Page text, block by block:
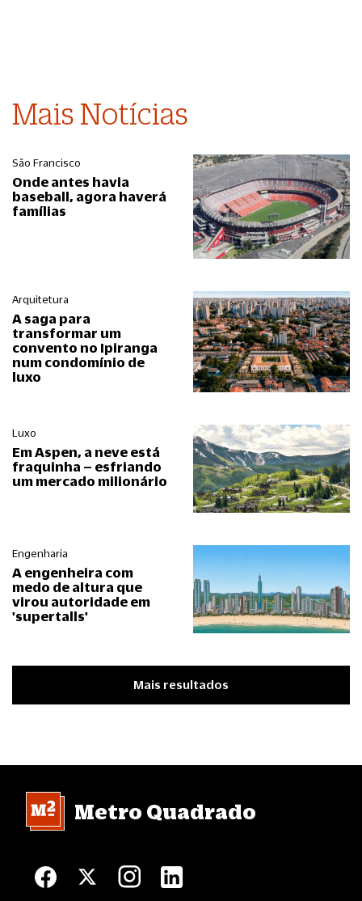
Mais Notícias
São Francisco
Onde antes havia
baseball, agora haverá
famílias
Arquitetura
A saga para
transformar um
convento no Ipiranga
num condomínio de
luxo
Luxo
Em Aspen, a neve está
fraquinha – esfriando
um mercado milionário
Engenharia
A engenheira com
medo de altura que
virou autoridade em
'supertalls'
Mais resultados
Metro Quadrado